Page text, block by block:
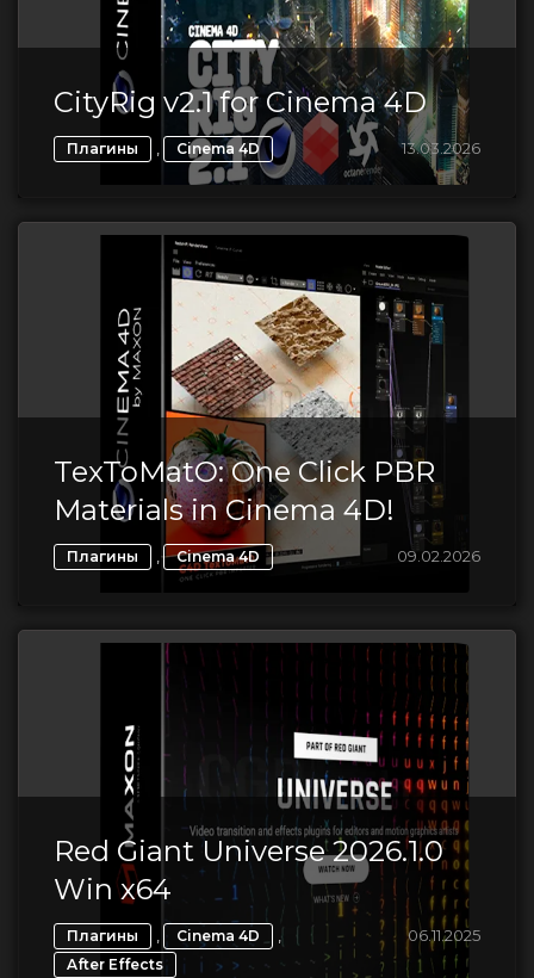
CityRig v2.1 for Cinema 4D
Плагины , Cinema 4D 13.03.2026
TexToMatO: One Click PBR
Materials in Cinema 4D!
Плагины , Cinema 4D 09.02.2026
Red Giant Universe 2026.1.0
Win x64
Плагины , Cinema 4D ,
After Effects
06.11.2025